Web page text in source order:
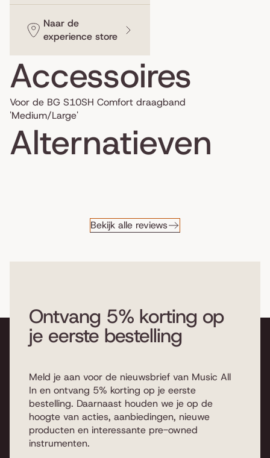
Naar de
experience store
Accessoires
Voor de BG S10SH Comfort draagband
'Medium/Large'
Alternatieven
Bekijk alle reviews
Ontvang 5% korting op
je eerste bestelling
Meld je aan voor de nieuwsbrief van Music All
In en ontvang 5% korting op je eerste
bestelling. Daarnaast houden we je op de
hoogte van acties, aanbiedingen, nieuwe
producten en interessante pre-owned
instrumenten.